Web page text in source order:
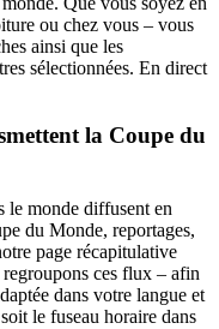
ou chez vous – vous
ainsi que les
sélectionnées. En direct
la Coupe du
le monde diffusent en
du Monde, reportages,
page récapitulative
ces flux – afin
dans votre langue et
le fuseau horaire dans